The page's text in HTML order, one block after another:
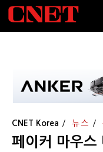
CNET Korea 뉴스
페이커 마우스